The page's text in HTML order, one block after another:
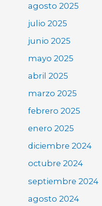
agosto 2025
julio 2025
junio 2025
mayo 2025
abril 2025
marzo 2025
febrero 2025
enero 2025
diciembre 2024
octubre 2024
septiembre 2024
agosto 2024